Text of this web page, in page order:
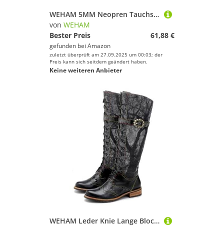
WEHAM 5MM Neopren Tauchstiefel Surf Scuba Tauchen Schwimmschuhe Windsurfen Unterwasserfischen Kitesurf Ausrüstung Strandschuhe Schnorcheln,Schwarz,43
von WEHAM
Bester Preis
61,88 €
gefunden bei Amazon
zuletzt überprüft am 27.09.2025 um 00:03; der
Preis kann sich seitdem geändert haben.
Keine weiteren Anbieter
WEHAM Leder Knie Lange Block Heels Stiefel für Frauen, Y2K Goth Punk Vintage Denim Print Lange Cowgirls Breite Kalb Flache Schuhe,Schwarz,36